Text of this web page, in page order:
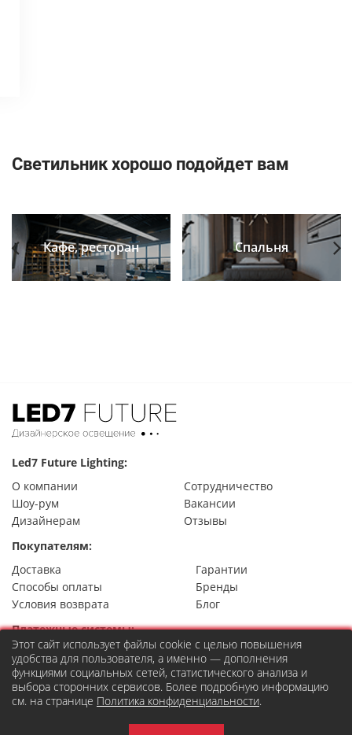
Светильник хорошо подойдет вам
Previous
Кафе, ресторан Спальня
Led7 Future Lighting:
О компании
Сотрудничество
Шоу-рум
Вакансии
Дизайнерам
Отзывы
Покупателям:
Доставка
Гарантии
Способы оплаты
Бренды
Условия возврата
Блог
Платежные системы:
Контакты
ул. Правды 24, стр.7
Этот сайт использует файлы cookie с целью повышения
удобства для пользователя, а именно — дополнения
функциями социальных сетей, статистического анализа и
выбора сторонних сервисов. Более подробную информацию
см. на странице Политика конфиденциальности.